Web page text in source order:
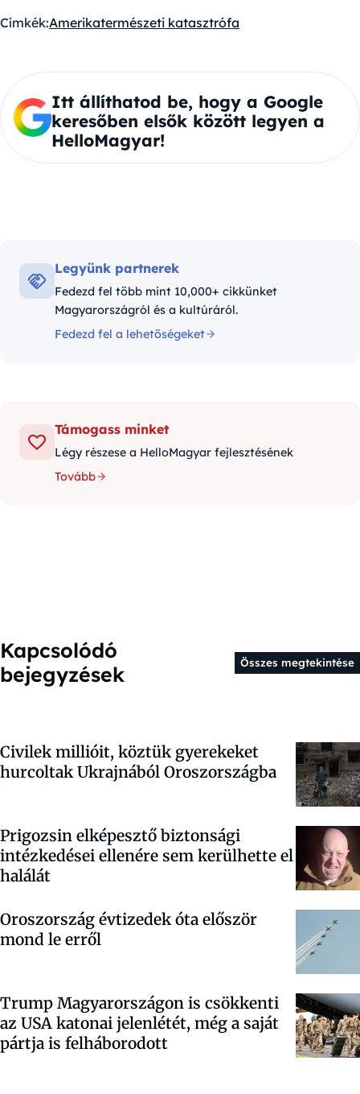
Címkék:Amerikatermészeti katasztrófa
Itt állíthatod be, hogy a Google
keresőben elsők között legyen a
HelloMagyar!
Legyünk partnerek
Fedezd fel több mint 10,000+ cikkünket
Magyarországról és a kultúráról.
Fedezd fel a lehetőségeket
Támogass minket
Légy részese a HelloMagyar fejlesztésének
Tovább
Kapcsolódó
bejegyzések
Összes megtekintése
Civilek millióit, köztük gyerekeket
hurcoltak Ukrajnából Oroszországba
Prigozsin elképesztő biztonsági
intézkedései ellenére sem kerülhette el
halálát
Oroszország évtizedek óta először
mond le erről
Trump Magyarországon is csökkenti
az USA katonai jelenlétét, még a saját
pártja is felháborodott